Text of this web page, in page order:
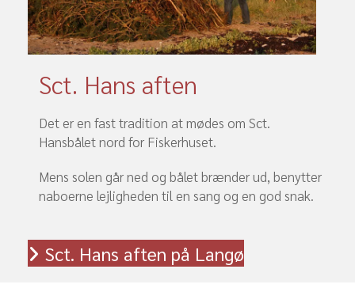
Sct. Hans aften
Det er en fast tradition at mødes om Sct.
Hansbålet nord for Fiskerhuset.
Mens solen går ned og bålet brænder ud, benytter
naboerne lejligheden til en sang og en god snak.
Sct. Hans aften på Langø